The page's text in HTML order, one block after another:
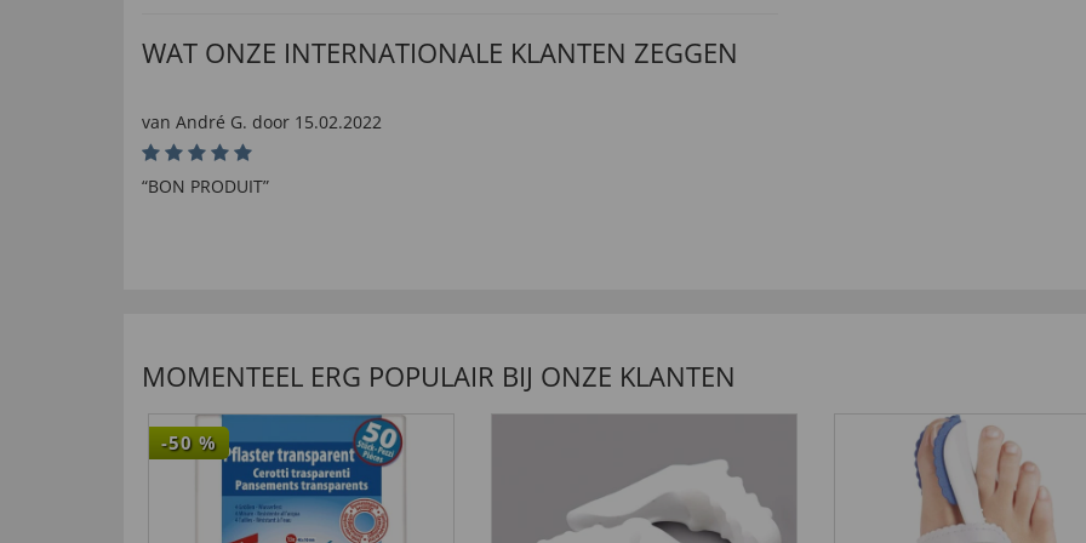
WAT ONZE INTERNATIONALE KLANTEN ZEGGEN
van André G. door 15.02.2022
“BON PRODUIT”
nuttig (0) niet nuttig ( 0)
vanIrena B. door15.02.2022
0) niet nuttig (0)
MOMENTEEL ERG POPULAIR BIJ ONZE KLANTEN
-50 %